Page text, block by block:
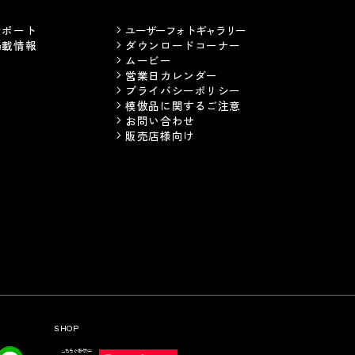
ート
情報
ユーザーフォトギャラリー
ダウンロードコーナー
ムービー
営業日カレンダー
プライバシーポリシー
模倣品に関するご注意
お問い合わせ
販売店様向け
SHOP